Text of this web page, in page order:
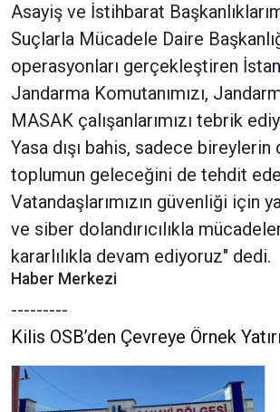
Asayiş ve İstihbarat
Suçlarla Mücadele Daire
operasyonları gerçekleştiren
Jandarma Komutanımızı,
MASAK çalışanlarımızı tebrik
Yasa dışı bahis, sadece bireylerin
toplumun geleceğini de tehdit
Vatandaşlarımızın güvenliği için
ve siber dolandırıcılıkla
kararlılıkla devam ediyoruz" dedi.
Haber Merkezi
---------
Kilis OSB’den Çevreye Örnek